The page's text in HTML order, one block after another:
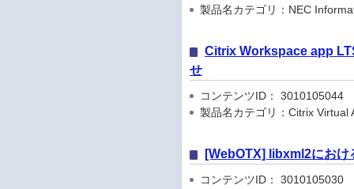
製品名カテゴリ：NEC
Citrix Workspace app
せ
コンテンツID： 3010105044
製品名カテゴリ：Citrix
[WebOTX] libxml2におけ
コンテンツID： 3010105030